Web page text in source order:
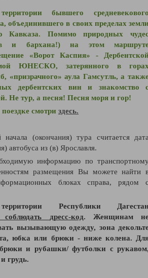
бывшего
объединившего в своих пределах
Кавказа. Помимо природных
и бархана!) на этом
«Ворот Каспия» -
ЮНЕСКО, затерянного в
«призрачного» аула Гамсутль, а
дербентских вин и знакомство
Не тур, а песня! Песня моря и гор!
смотри здесь.
начала (окончания) тура считается
автобуса из (в) Ярославля.
информацию по
размещения Вы можете найти
блоках справа, рядом
Республики
соблюдать дресс-код. Женщинам
вызывающую одежду, зона
юбка или брюки - ниже колена.
и рубашки/ футболки с
грудь.